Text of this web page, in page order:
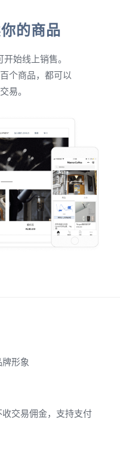
的商品
始线上销售。
个商品，都可以
易。
形象
交易佣金，支持支付